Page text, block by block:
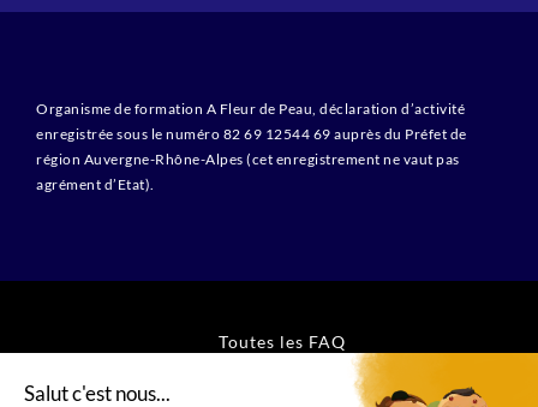
Organisme de formation A Fleur de Peau, déclaration d’activité
enregistrée sous le numéro 82 69 12544 69 auprès du Préfet de
région Auvergne-Rhône-Alpes (cet enregistrement ne vaut pas
agrément d’Etat).
Toutes les FAQ
CGV Formations